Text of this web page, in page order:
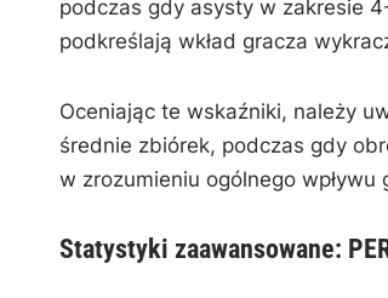
podczas gdy asysty w zakresie
podkreślają wkład gracza
Oceniając te wskaźniki, należy
średnie zbiórek, podczas gdy
w zrozumieniu ogólnego wpływu
Statystyki zaawansowane: